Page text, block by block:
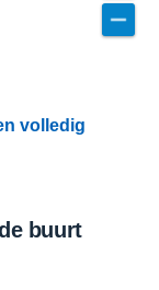
volledig
buurt